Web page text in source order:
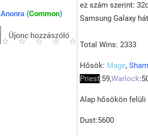
Anonra (Common)
ez szám szerint:
Samsung Galaxy
Total Wins: 2333
Hősök: Mage,
Priest:59,Warlock
Alap hősökön
Dust:5600